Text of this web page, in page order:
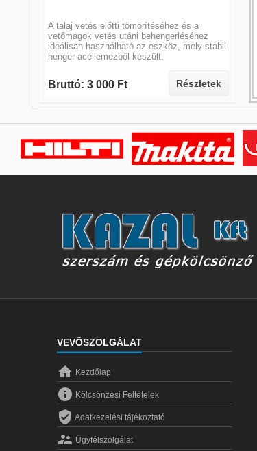
A talaj vetés előtti tömörítéséhez és a
vetőmagok vetés utáni behengerléséhez
ideálisan használható az eszköz, mely stabil
henger acéllemezből készült.
Bruttó: 3 000 Ft Részletek
VEVŐSZOLGÁLAT
 Kezdőlap
 Kölcsönzési Feltételek
 Adatkezelési tájékoztató
 Ügyfélszolgálat